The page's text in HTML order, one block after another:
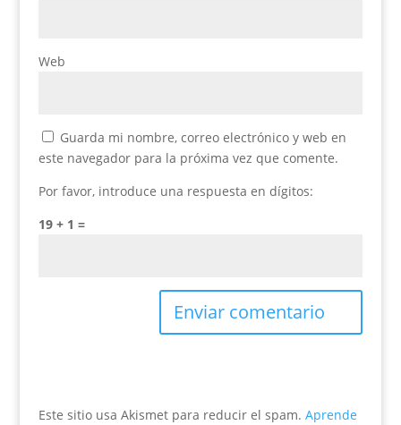
Web
Guarda mi nombre, correo electrónico y web en
este navegador para la próxima vez que comente.
Por favor, introduce una respuesta en dígitos:
19 + 1 =
Este sitio usa Akismet para reducir el spam. Aprende